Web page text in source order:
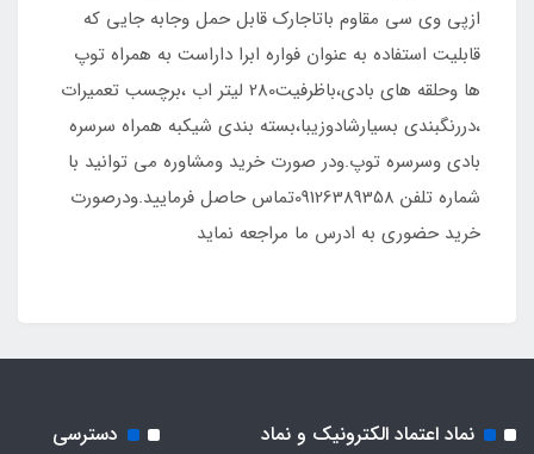
ازپی وی سی مقاوم باتاجارک قابل حمل وجابه جایی که
قابلیت استفاده به عنوان فواره ابرا داراست به همراه توپ
ها وحلقه های بادی،باظرفیت280 لیتر اب ،برچسب تعمیرات
،دررنگبندی بسیارشادوزیبا،بسته بندی شیکبه همراه سرسره
بادی وسرسره توپ.ودر صورت خرید ومشاوره می توانید با
شماره تلفن 09126389358تماس حاصل فرمایید.ودرصورت
خرید حضوری به ادرس ما مراجعه نماید
نماد اعتماد الکترونیک و نماد
دسترسی